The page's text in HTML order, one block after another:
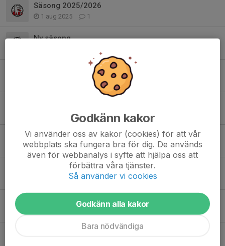
Säsong 2025/2026
1 aug 2025 1
Ny säsong
0
29 aug 2023 0
Dags för en ny säsong!
1 aug 2023 1
30 aug 2021 0
Godkänn kakor
Vi använder oss av kakor (cookies) för att vår
webbplats ska fungera bra för dig. De används
även för webbanalys i syfte att hjälpa oss att
förbättra våra tjänster.
Så använder vi cookies
Godkänn alla kakor
Bara nödvändiga